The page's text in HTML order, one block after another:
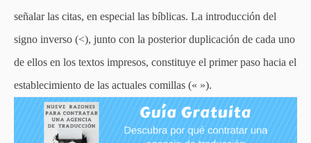
señalar las citas, en especial las bíblicas. La introducción del
signo inverso (<), junto con la posterior duplicación de cada uno
de ellos en los textos impresos, constituye el primer paso hacia el
establecimiento de las actuales comillas (« »).